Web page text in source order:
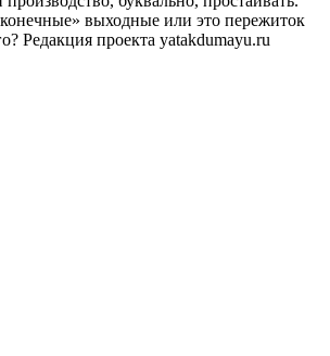
выходные или это пережиток
Редакция проекта yatakdumayu.ru